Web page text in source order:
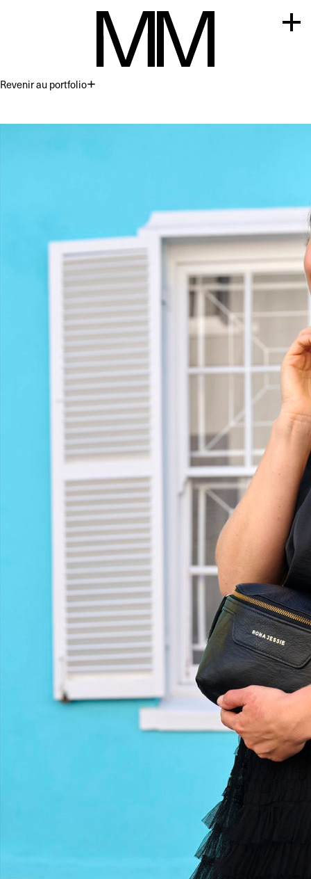
Revenir au portfolioPremium
Ellen Gaffert
178 cm Poitrine87 cm 62 cm Hanches92 cm
Pantalon36 Pointure39 Blonds YeuxBleus
Télécharger le pdf